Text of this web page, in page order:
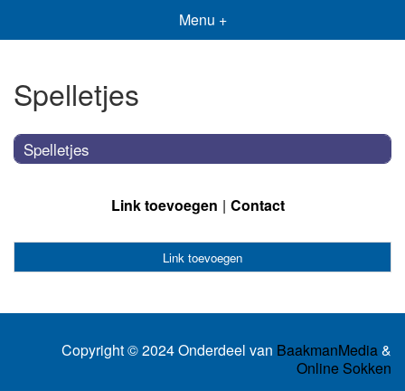
Menu +
Spelletjes
Spelletjes
Link toevoegen Contact
Link toevoegen
Copyright © 2024 Onderdeel van BaakmanMedia&
Online Sokken